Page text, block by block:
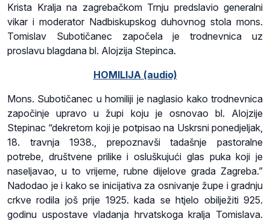
Krista Kralja na zagrebačkom Trnju predslavio generalni
vikar i moderator Nadbiskupskog duhovnog stola mons.
Tomislav Subotičanec započela je trodnevnica uz
proslavu blagdana bl. Alojzija Stepinca.
HOMILIJA (audio)
Mons. Subotičanec u homiliji je naglasio kako trodnevnica
započinje upravo u župi koju je osnovao bl. Alojzije
Stepinac “dekretom koji je potpisao na Uskrsni ponedjeljak,
18. travnja 1938., prepoznavši tadašnje pastoralne
potrebe, društvene prilike i osluškujući glas puka koji je
naseljavao, u to vrijeme, rubne dijelove grada Zagreba.”
Nadodao je i kako se inicijativa za osnivanje župe i gradnju
crkve rodila još prije 1925. kada se htjelo obilježiti 925.
godinu uspostave vladanja hrvatskoga kralja Tomislava.